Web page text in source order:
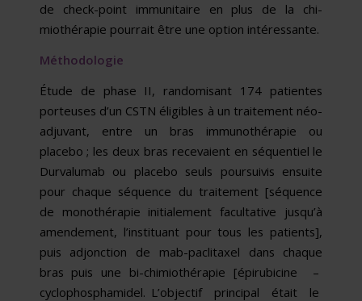
de check-point immunitaire en plus de la chi­
miothérapie pourrait être une option intéressante.
Méthodologie
Étude de phase II, randomisant 174 patientes
porteuses d’un CSTN éligibles à un traitement néo-
adjuvant, entre un bras immunothérapie ou
placebo ; les deux bras recevaient en séquentiel le
Durvalumab ou placebo seuls poursuivis ensuite
pour chaque séquence du traitement [séquence
de monothérapie initialement fa­cultative jusqu’à
amendement, l’instituant pour tous les patients],
puis adjonction de mab-paclitaxel dans chaque
bras puis une bi-chimiothérapie [épirubicine –
cyclophosphamidel. L’objectif principal était le